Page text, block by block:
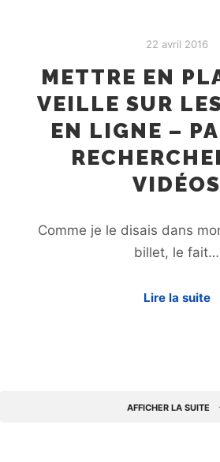
22 avril 2016
METTRE EN
VEILLE SUR
EN LIGNE –
VIDÉOS
Comme je le disais dans
billet, le fait…
Lire la suite
AFFICHER LA SUITE